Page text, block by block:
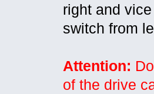
right and
switch from
Attention:
of the drive